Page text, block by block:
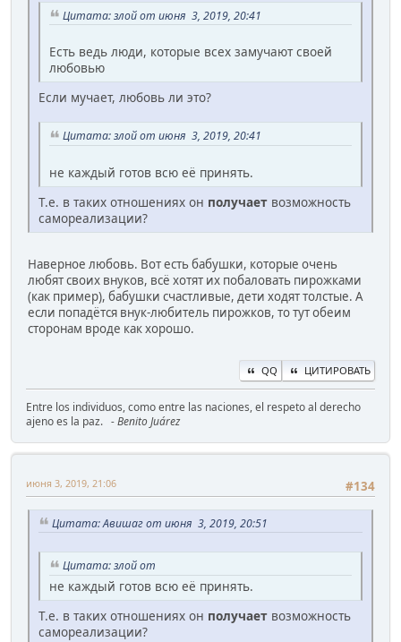
Цитата: злой от июня 3, 2019, 20:41
Есть ведь люди, которые всех замучают своей
любовью
Если мучает, любовь ли это?
Цитата: злой от июня 3, 2019, 20:41
не каждый готов всю её принять.
Т.е. в таких отношениях он получает возможность
самореализации?
Наверное любовь. Вот есть бабушки, которые очень
любят своих внуков, всё хотят их побаловать пирожками
(как пример), бабушки счастливые, дети ходят толстые. А
если попадётся внук-любитель пирожков, то тут обеим
сторонам вроде как хорошо.
QQ ЦИТИРОВАТЬ
Entre los individuos, como entre las naciones, el respeto al derecho
ajeno es la paz. - Benito Juárez
#134
июня 3, 2019, 21:06
Цитата: Авишаг от июня 3, 2019, 20:51
Цитата: злой от
не каждый готов всю её принять.
Т.е. в таких отношениях он получает возможность
самореализации?